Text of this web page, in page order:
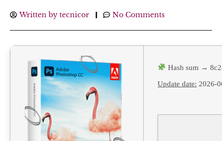
Written by tecnicor No Comments
Hash sum →
Update date: 2026-